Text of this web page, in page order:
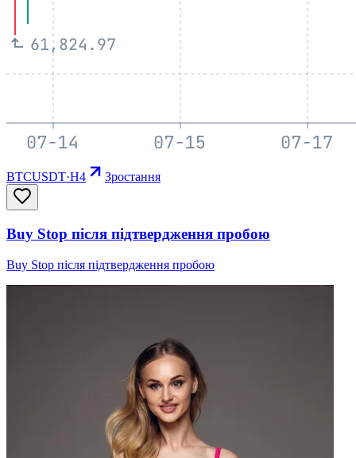
BTCUSDT·H4 Зростання
Buy Stop після підтвердження пробою
Buy Stop після підтвердження пробою